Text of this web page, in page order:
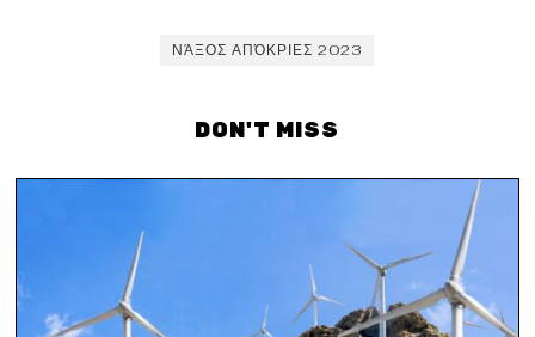
ΝΆΞΟΣ ΑΠΌΚΡΙΕΣ 2023
DON'T MISS